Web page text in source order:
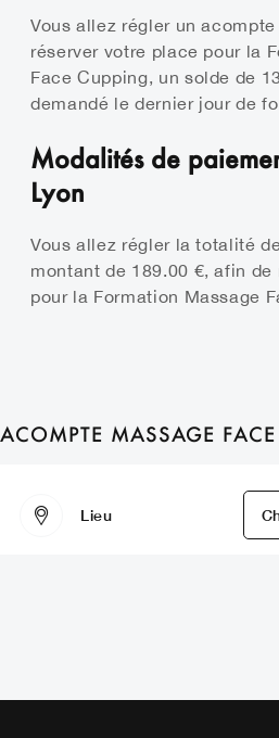
Vous allez régler un
réserver votre place pour la
Face Cupping, un solde de
demandé le dernier jour de
Modalités de
Lyon
Vous allez régler la totalité
montant de 189.00 €, afin
pour la Formation Massage
ACOMPTE MASSAGE
Lieu